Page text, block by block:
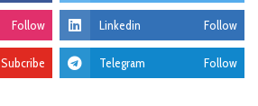
Follow Linkedin Follow
Subcribe Telegram Follow